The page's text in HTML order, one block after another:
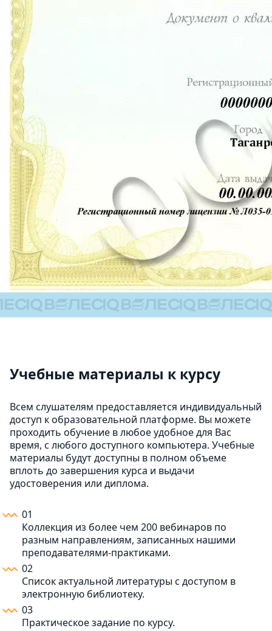
Учебные материалы к курсу
Всем слушателям предоставляется индивидуальный
доступ к образовательной платформе. Вы можете
проходить обучение в любое удобное для Вас
время, с любого доступного компьютера. Учебные
материалы будут доступны в полном объеме
вплоть до завершения курса и выдачи
удостоверения или диплома.
01
Коллекция из более чем 200 вебинаров по
разным направлениям, записанных нашими
преподавателями-практиками.
02
Список актуальной литературы с доступом в
электронную библиотеку.
03
Практическое задание по курсу.